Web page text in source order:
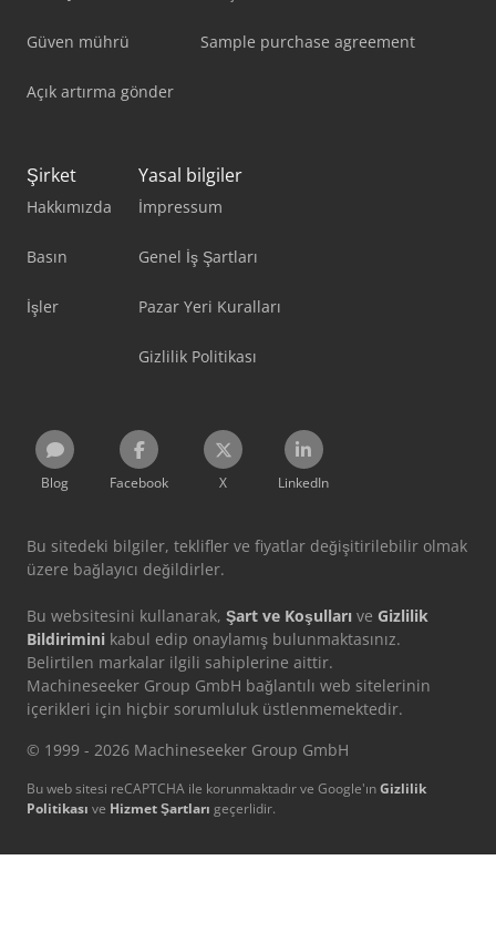
Güven mührü
Açık artırma gönder
Sample purchase agreement
Şirket
Hakkımızda
Basın
İşler
Yasal bilgiler
İmpressum
Genel İş Şartları
Pazar Yeri Kuralları
Gizlilik Politikası
Blog Facebook X LinkedIn
Bu sitedeki bilgiler, teklifler ve fiyatlar değişitirilebilir olmak
üzere bağlayıcı değildirler.
Bu websitesini kullanarak, Şart ve Koşulları ve Gizlilik
Bildirimini kabul edip onaylamış bulunmaktasınız.
Belirtilen markalar ilgili sahiplerine aittir.
Machineseeker Group GmbH bağlantılı web sitelerinin
içerikleri için hiçbir sorumluluk üstlenmemektedir.
© 1999 - 2026 Machineseeker Group GmbH
Bu web sitesi reCAPTCHA ile korunmaktadır ve Google'ınGizlilik
Politikası ve Hizmet Şartları geçerlidir.